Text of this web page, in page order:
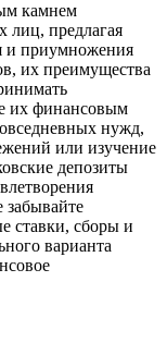
камнем
лиц, предлагая
и приумножения
их преимущества
их финансовым
нужд,
или изучение
депозиты
ставки, сборы и
варианта